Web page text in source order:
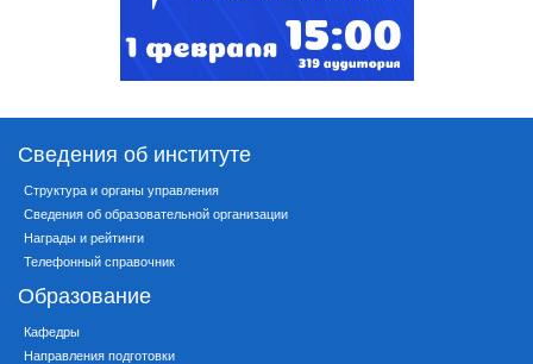
Сведения об институте
Структура и органы управления
Сведения об образовательной организации
Награды и рейтинги
Телефонный справочник
Образование
Кафедры
Направления подготовки